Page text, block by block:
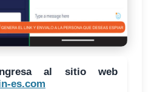
al sitio web
es.com